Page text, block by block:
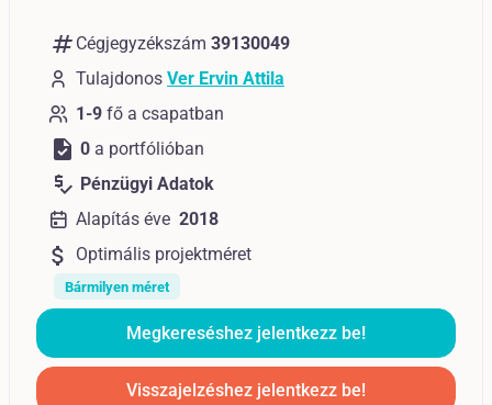
numbers Cégjegyzékszám 39130049
Tulajdonos Ver Ervin Attila
1-9 fő a csapatban
task 0 a portfólióban
price_check Pénzügyi Adatok
Alapítás éve 2018
attach_money Optimális projektméret
Bármilyen méret
Megkereséshez jelentkezz be!
Visszajelzéshez jelentkezz be!